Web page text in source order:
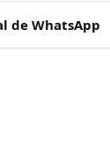
de WhatsApp